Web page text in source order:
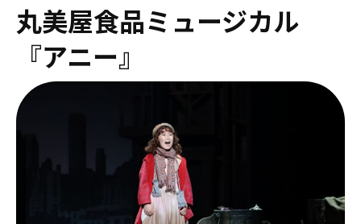
丸美屋食品ミュージカル
『アニー』